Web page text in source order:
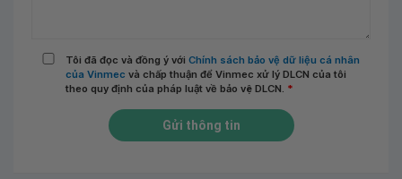
Tôi đã đọc và đồng ý với Chính sách bảo vệ dữ liệu cá nhân
của Vinmec và chấp thuận để Vinmec xử lý DLCN của tôi
theo quy định của pháp luật về bảo vệ DLCN. *
Gửi thông tin